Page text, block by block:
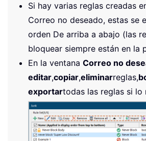
Si hay varias reglas creadas
Correo no deseado, estas se
orden De arriba a abajo (las
bloquear siempre están en la
En la ventana Correo no
editar,copiar,eliminarreglas,
exportartodas las reglas si lo